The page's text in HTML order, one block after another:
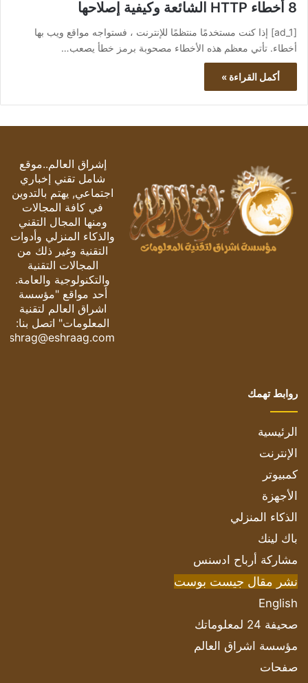
8 أخطاء HTTP الشائعة وكيفية إصلاحها
[ad_1] إذا كنت مستخدمًا منتظمًا للإنترنت ، فستواجه مواقع ويب بها
أخطاء. تأتي معظم هذه الأخطاء مصحوبة برمز خطأ يصعب…
أكمل القراءة »
إشراق العالم..موقع
شامل تقني إخباري
اجتماعي, يهتم بالتدوين
في كافة المجالات
ومنها المجال التقني
والذكاء المنزلي وأدوات
التقنية وغير ذلك من
المجالات التقنية
والتكنولوجية والعامة.
أحد مواقع "مؤسسة
اشراق العالم لتقنية
المعلومات" اتصل بنا:
eshrag@eshraag.com
روابط تهمك
الرئيسية
الإنترنت
كمبيوتر
الأجهزة
الذكاء المنزلي
باك لينك
مشاركة أرباح ادسنس
نشر مقال جيست بوست
English
صحيفة 24 لمعلوماتك
مؤسسة اشراق العالم
صفحات